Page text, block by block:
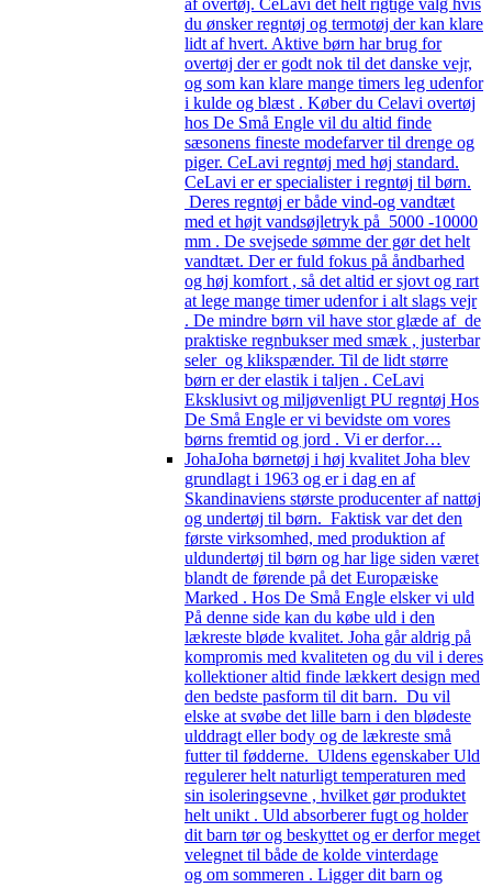
du ønsker regntøj og termotøj der kan klare
lidt af hvert. Aktive børn har brug for
overtøj der er godt nok til det danske vejr,
og som kan klare mange timers leg udenfor
i kulde og blæst . Køber du Celavi overtøj
hos De Små Engle vil du altid finde
sæsonens fineste modefarver til drenge og
piger. CeLavi regntøj med høj standard.
CeLavi er er specialister i regntøj til børn.
Deres regntøj er både vind-og vandtæt
med et højt vandsøjletryk på 5000 -10000
mm . De svejsede sømme der gør det helt
vandtæt. Der er fuld fokus på åndbarhed
og høj komfort , så det altid er sjovt og rart
at lege mange timer udenfor i alt slags vejr
. De mindre børn vil have stor glæde af de
praktiske regnbukser med smæk , justerbar
seler og klikspænder. Til de lidt større
børn er der elastik i taljen . CeLavi
Eksklusivt og miljøvenligt PU regntøj Hos
De Små Engle er vi bevidste om vores
børns fremtid og jord . Vi er derfor…
JohaJoha børnetøj i høj kvalitet Joha blev
grundlagt i 1963 og er i dag en af
Skandinaviens største producenter af nattøj
og undertøj til børn. Faktisk var det den
første virksomhed, med produktion af
uldundertøj til børn og har lige siden været
blandt de førende på det Europæiske
Marked . Hos De Små Engle elsker vi uld
På denne side kan du købe uld i den
lækreste bløde kvalitet. Joha går aldrig på
kompromis med kvaliteten og du vil i deres
kollektioner altid finde lækkert design med
den bedste pasform til dit barn. Du vil
elske at svøbe det lille barn i den blødeste
ulddragt eller body og de lækreste små
futter til fødderne. Uldens egenskaber Uld
regulerer helt naturligt temperaturen med
sin isoleringsevne , hvilket gør produktet
helt unikt . Uld absorberer fugt og holder
dit barn tør og beskyttet og er derfor meget
velegnet til både de kolde vinterdage
og om sommeren . Ligger dit barn og